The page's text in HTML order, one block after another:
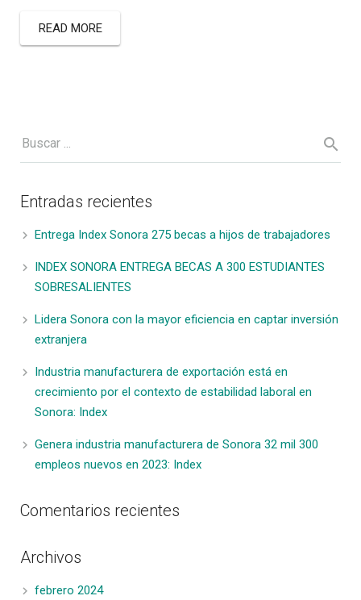
READ MORE
Entradas recientes
Entrega Index Sonora 275 becas a hijos de trabajadores
INDEX SONORA ENTREGA BECAS A 300 ESTUDIANTES
SOBRESALIENTES
Lidera Sonora con la mayor eficiencia en captar inversión
extranjera
Industria manufacturera de exportación está en
crecimiento por el contexto de estabilidad laboral en
Sonora: Index
Genera industria manufacturera de Sonora 32 mil 300
empleos nuevos en 2023: Index
Comentarios recientes
Archivos
febrero 2024